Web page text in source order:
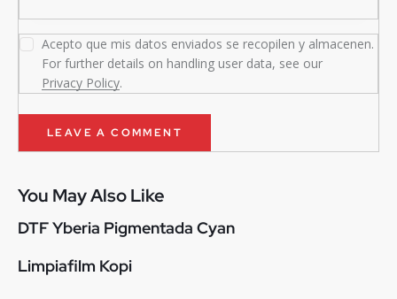
Acepto que mis datos enviados se recopilen y almacenen.
For further details on handling user data, see our
Privacy Policy.
You May Also Like
DTF Yberia Pigmentada Cyan
Limpiafilm Kopi